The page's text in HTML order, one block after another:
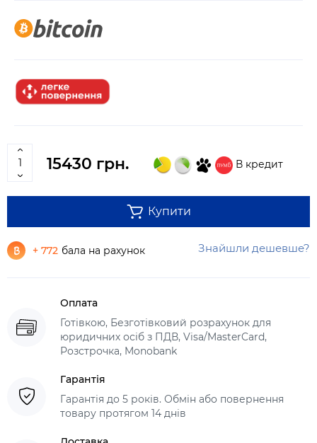
15430 грн. В кредит
Купити
+ 772 бала на рахунок Знайшли дешевше?
Оплата
Готівкою, Безготівковий розрахунок для
юридичних осіб з ПДВ, Visa/MasterCard,
Розстрочка, Monobank
Гарантія
Гарантія до 5 років. Обмін або повернення
товару протягом 14 днів